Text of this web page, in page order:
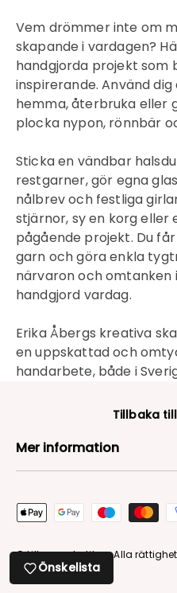
Vem drömmer inte om
skapande i vardagen?
handgjorda projekt som
inspirerande. Använd
hemma, återbruka eller
plocka nypon, rönnbär
Sticka en vändbar
restgarner, gör egna
nålbrev och festliga
stjärnor, sy en korg eller
pågående projekt. Du
garn och göra enkla
närvaron och omtanken
handgjord vardag.
Erika Åbergs kreativa
en uppskattad och
handarbete, både i
Tillbaka
Mer information
Betalningsmetoder
© Lilla garnbutiken. Alla
Inloggning krävs
Logga in på ditt
produkter i din
Önskelista